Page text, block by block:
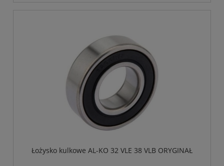
Łożysko kulkowe AL-KO 32 VLE 38 VLB ORYGINAŁ